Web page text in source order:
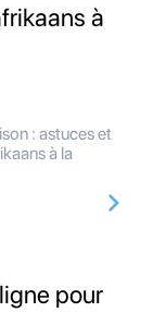
à
: astuces et
à la
pour